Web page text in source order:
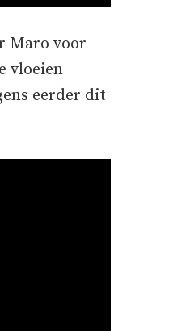
Maro voor
vloeien
eerder dit